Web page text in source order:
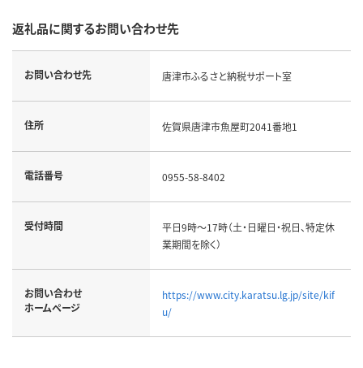
返礼品に関するお問い合わせ先
お問い合わせ先 唐津市ふるさと納税サポート室
住所 佐賀県唐津市魚屋町2041番地1
電話番号 0955-58-8402
受付時間
平日9時～17時（土・日曜日・祝日、特定休
業期間を除く）
お問い合わせ
ホームページ
https://www.city.karatsu.lg.jp/site/kif
u/